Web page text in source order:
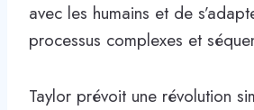
avec les humains et de
processus complexes et
Taylor prévoit une révolution